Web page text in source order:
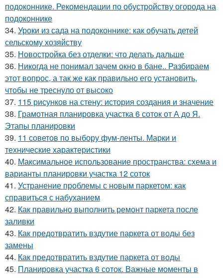
подоконнике. Рекомендации по обустройству огорода на
подоконнике
34. Уроки из сада на подоконнике: как обучать детей
сельскому хозяйству
35. Новостройка без отделки: что делать дальше
36. Никогда не понимал зачем окно в бане.. Разбираем
этот вопрос, а так же как правильно его установить,
чтобы не треснуло от высоко
37. 115 рисунков на стену: история создания и значение
38. Грамотная планировка участка 6 соток от А до Я.
Этапы планировки
39. 11 советов по выбору фум-ленты. Марки и
технические характеристики
40. Максимальное использование пространства: схема и
варианты планировки участка 12 соток
41. Устранение проблемы с новым паркетом: как
справиться с набуханием
42. Как правильно выполнить ремонт паркета после
заливки
43. Как предотвратить вздутие паркета от воды без
замены
44. Как предотвратить вздутие паркета от воды
45. Планировка участка 6 соток. Важные моменты в